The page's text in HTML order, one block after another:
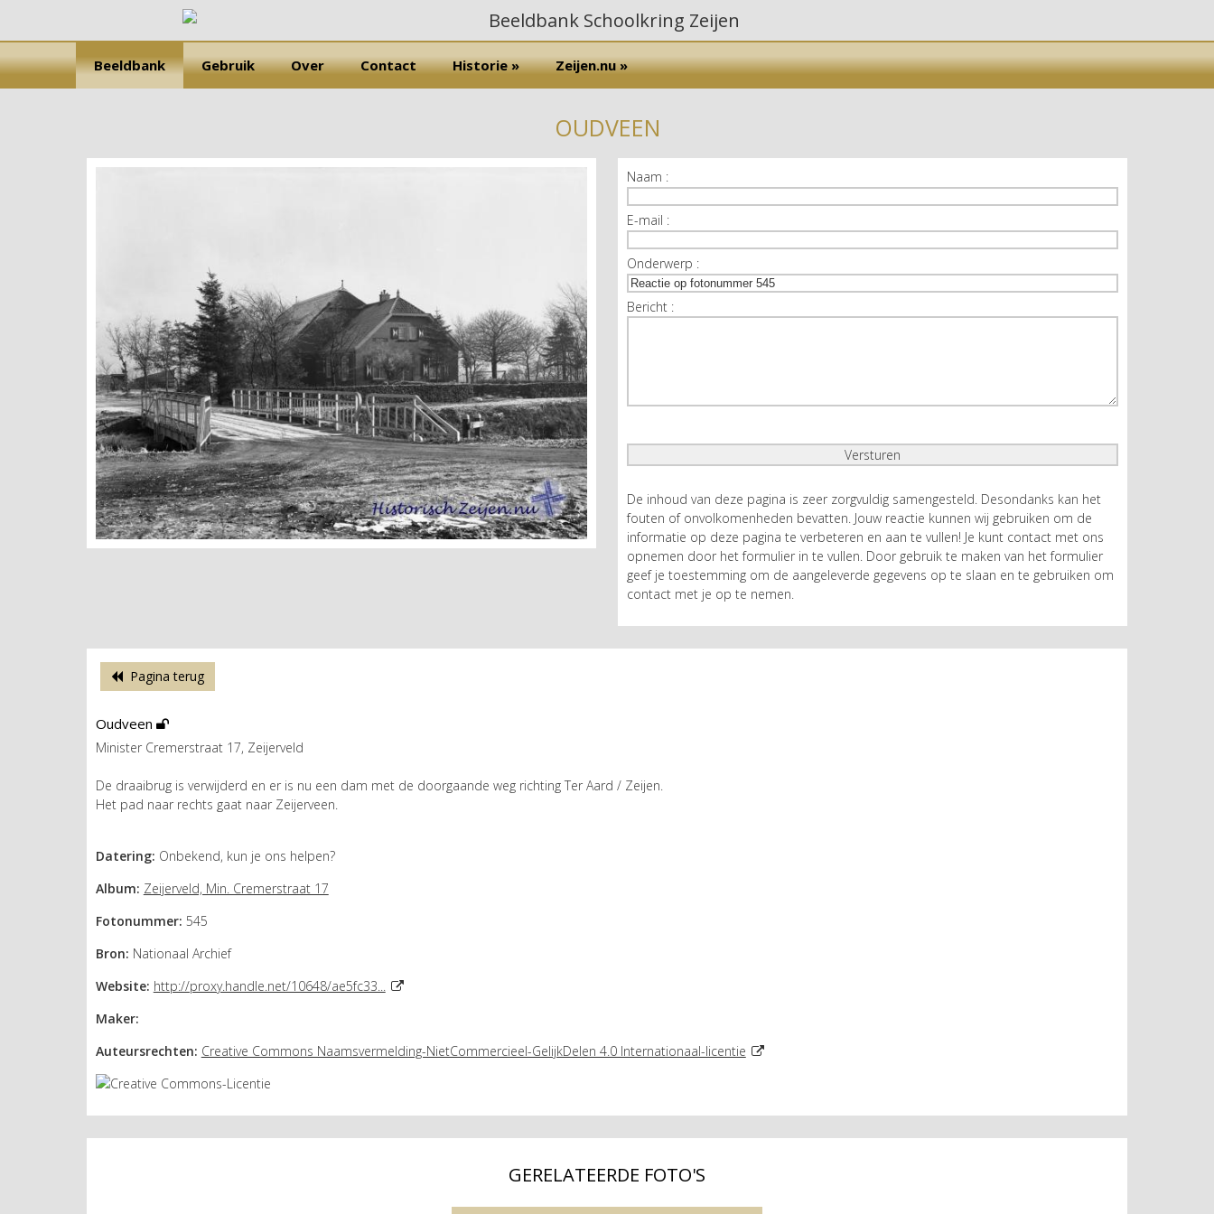
Beeldbank Gebruik Over Contact Historie » Zeijen.nu »
OUDVEEN
Naam :
E-mail :
Onderwerp :
Bericht :
De inhoud van deze pagina is zeer zorgvuldig samengesteld. Desondanks kan het
fouten of onvolkomenheden bevatten. Jouw reactie kunnen wij gebruiken om de
informatie op deze pagina te verbeteren en aan te vullen! Je kunt contact met ons
opnemen door het formulier in te vullen. Door gebruik te maken van het formulier
geef je toestemming om de aangeleverde gegevens op te slaan en te gebruiken om
contact met je op te nemen.
Pagina terug
Oudveen
Minister Cremerstraat 17, Zeijerveld
De draaibrug is verwijderd en er is nu een dam met de doorgaande weg richting Ter Aard / Zeijen.
Het pad naar rechts gaat naar Zeijerveen.
Datering: Onbekend, kun je ons helpen?
Album: Zeijerveld, Min. Cremerstraat 17
Fotonummer: 545
Bron: Nationaal Archief
Website: http://proxy.handle.net/10648/ae5fc33...
Maker:
Auteursrechten: Creative Commons Naamsvermelding-NietCommercieel-GelijkDelen 4.0 Internationaal-licentie
GERELATEERDE FOTO'S